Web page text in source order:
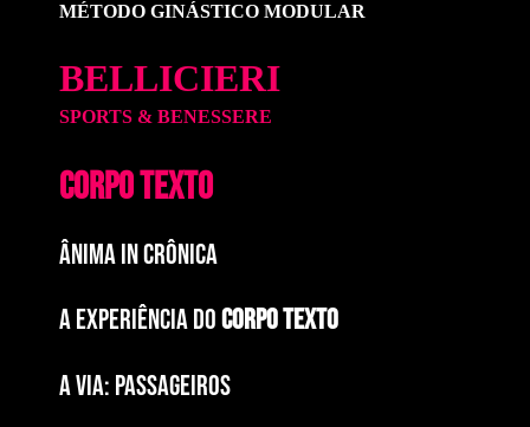
MÉTODO GINÁSTICO MODULAR
BELLICIERI
SPORTS & BENESSERE
CORPO TEXTO
ÂNIMA IN CRÔNICA
A EXPERIÊNCIA DOCORPO TEXTO
a via: paSSAGEIROS